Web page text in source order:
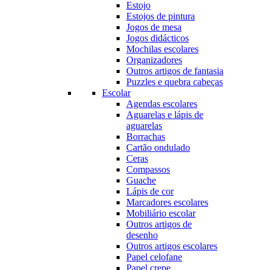
Estojo
Estojos de pintura
Jogos de mesa
Jogos didácticos
Mochilas escolares
Organizadores
Outros artigos de fantasia
Puzzles e quebra cabeças
Escolar
Agendas escolares
Aguarelas e lápis de
aguarelas
Borrachas
Cartão ondulado
Ceras
Compassos
Guache
Lápis de cor
Marcadores escolares
Mobiliário escolar
Outros artigos de
desenho
Outros artigos escolares
Papel celofane
Papel crepe